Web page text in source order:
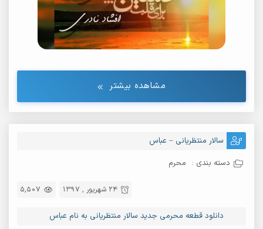
مشاهده بیشتر
سالار منتظریانی – عباس
دسته بندی : محرم
5,507 24 شهریور , 1397
دانلود قطعه محرمی جدید سالار منتظریانی به نام عباس